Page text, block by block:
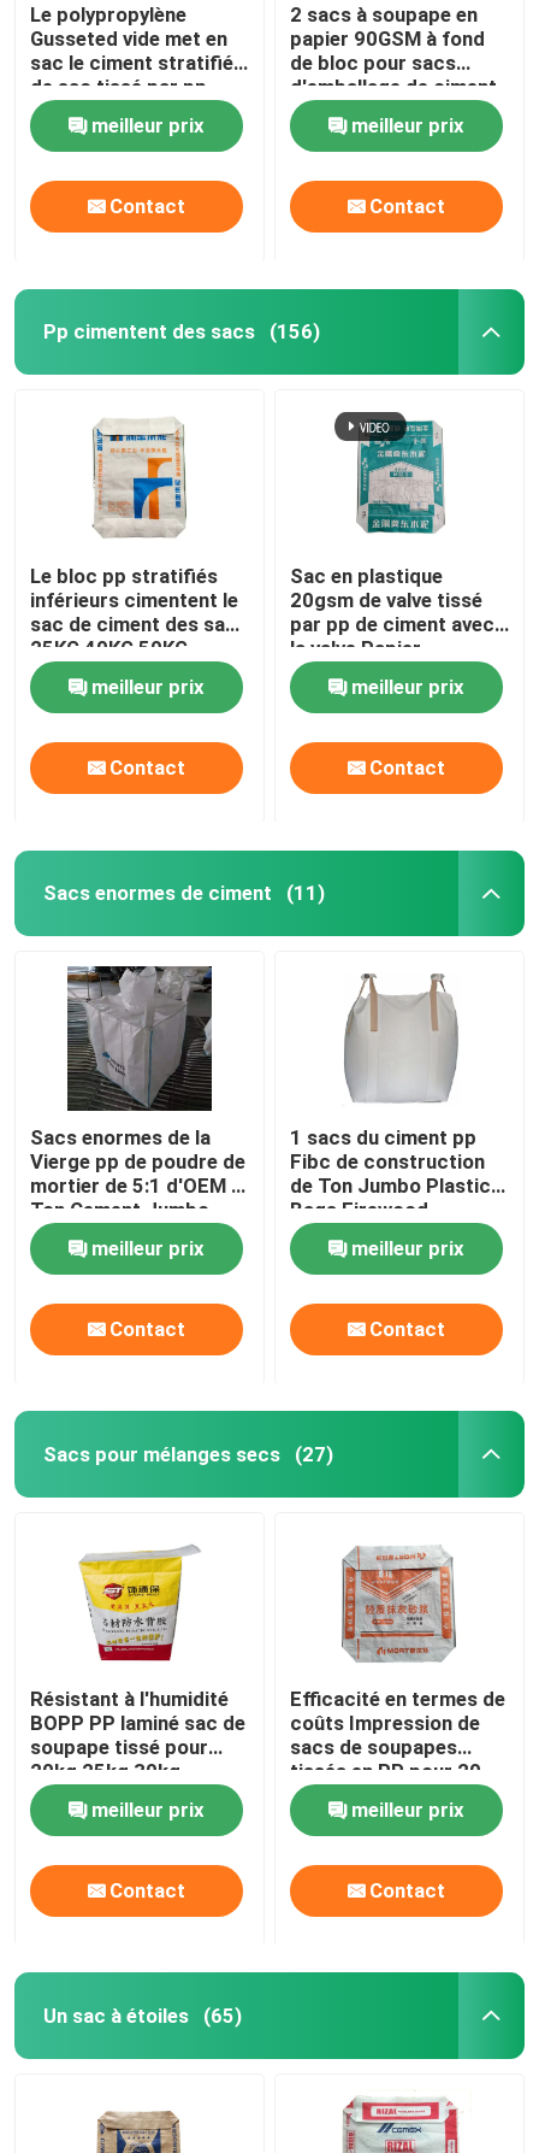
Le polypropylène
Gusseted vide met en
sac le ciment stratifié
de sac tissé par pp
meilleur prix
Contact
2 sacs à soupape en
papier 90GSM à fond
de bloc pour sacs
d'emballage de ciment
de 50 kg
meilleur prix
Contact
Pp cimentent des sacs (156)
Le bloc pp stratifiés
inférieurs cimentent le
sac de ciment des sacs
25KG 40KG 50KG
Adstar
meilleur prix
Contact
Sac en plastique
20gsm de valve tissé
par pp de ciment avec
la valve Papier
d'emballage Brown
meilleur prix
Contact
Sacs enormes de ciment (11)
Sacs enormes de la
Vierge pp de poudre de
mortier de 5:1 d'OEM 1
Ton Cement Jumbo
Bags
meilleur prix
Contact
1 sacs du ciment pp
Fibc de construction
de Ton Jumbo Plastic
Bags Firewood
meilleur prix
Contact
Sacs pour mélanges secs (27)
Résistant à l'humidité
BOPP PP laminé sac de
soupape tissé pour
20kg 25kg 30kg
mélange sec Collecteur
de fond de pierre
meilleur prix
Contact
Efficacité en termes de
coûts Impression de
sacs de soupapes
tissés en PP pour 20
kg de mortier à
mélange sec de 25 kg
meilleur prix
Contact
Un sac à étoiles (65)